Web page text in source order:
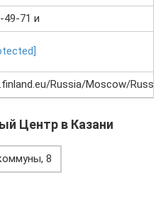
49-71 и
Russia/Moscow/
Центр в Казани
8